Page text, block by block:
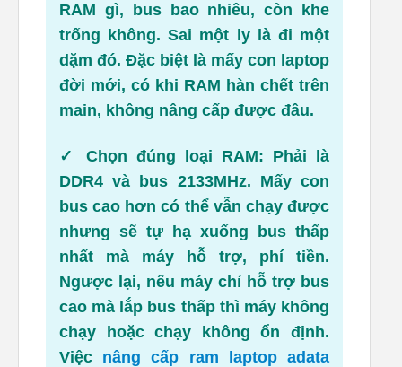
RAM gì, bus bao nhiêu, còn khe
trống không. Sai một ly là đi một
dặm đó. Đặc biệt là mấy con laptop
đời mới, có khi RAM hàn chết trên
main, không nâng cấp được đâu.
✓ Chọn đúng loại RAM: Phải là
DDR4 và bus 2133MHz. Mấy con
bus cao hơn có thể vẫn chạy được
nhưng sẽ tự hạ xuống bus thấp
nhất mà máy hỗ trợ, phí tiền.
Ngược lại, nếu máy chỉ hỗ trợ bus
cao mà lắp bus thấp thì máy không
chạy hoặc chạy không ổn định.
Việc nâng cấp ram laptop adata